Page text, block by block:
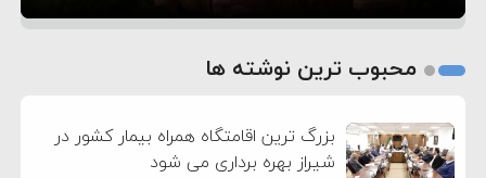
2
محبوب ترین نوشته ها
بزرگ ترین اقامتگاه همراه بیمار کشور در
شیراز بهره برداری می شود